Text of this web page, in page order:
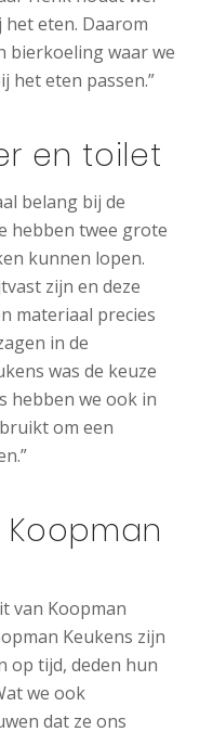
eten. Daarom
bierkoeling waar we
het eten passen.”
en toilet
belang bij de
hebben twee grote
kunnen lopen.
zijn en deze
materiaal precies
in de
was de keuze
hebben we ook in
om een
van Koopman
Keukens zijn
op tijd, deden hun
we ook
dat ze ons